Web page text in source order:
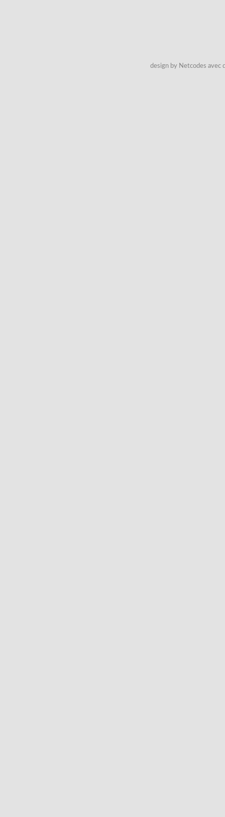
design by Netcodes avec